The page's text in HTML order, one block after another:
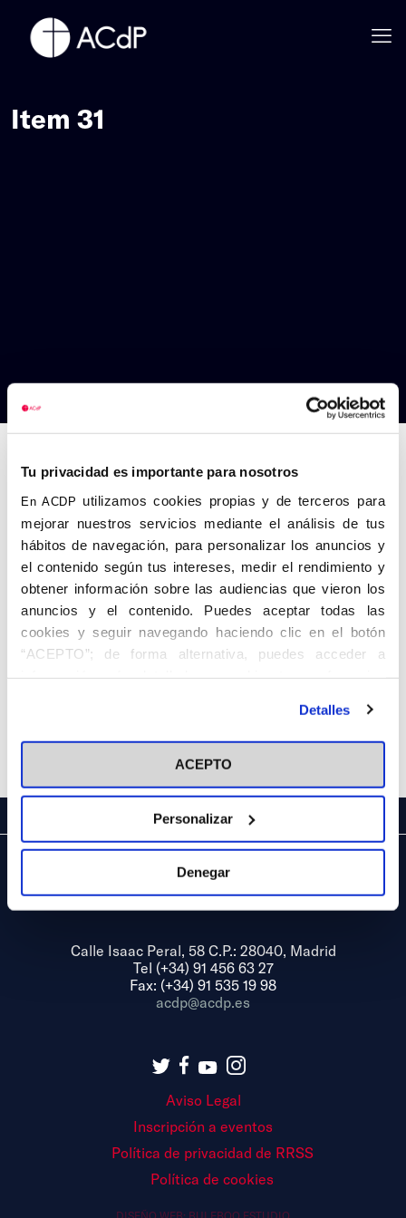
Tu privacidad es importante para nosotros
En ACDP utilizamos cookies propias y de terceros para
mejorar nuestros servicios mediante el análisis de tus
hábitos de navegación, para personalizar los anuncios y
el contenido según tus intereses, medir el rendimiento y
obtener información sobre las audiencias que vieron los
anuncios y el contenido. Puedes aceptar todas las
cookies y seguir navegando haciendo clic en el botón
“ACEPTO”; de forma alternativa, puedes acceder a
información más detallada y cambiar tus preferencias
en el botón "Personalizar". Para más información puedes
visitar nuestra Política de Cookies
Detalles
ACEPTO
Personalizar
Denegar
Item 31
Anterior Siguiente
Calle Isaac Peral, 58 C.P.: 28040, Madrid
Tel (+34) 91 456 63 27
Fax: (+34) 91 535 19 98
acdp@acdp.es
Aviso Legal
Inscripción a eventos
Política de privacidad de RRSS
Política de cookies
DISEÑO WEB: BULEBOO ESTUDIO